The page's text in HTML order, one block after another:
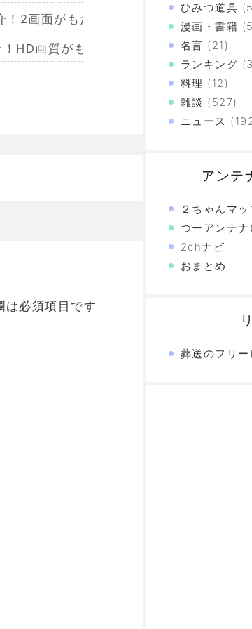
2画面がもたらす極上の恐怖
HD画質がもたらした真の恐怖…
コンによる恐怖体験の革命
リゴンがもたらした恐怖の革命
は必須項目です
ひみつ道具
漫画・書籍
名言 (21)
ランキング
料理 (12)
雑談 (527)
ニュース
アンテ
２ちゃんマ
つーアンテ
2chナビ
おまとめ
葬送のフリ